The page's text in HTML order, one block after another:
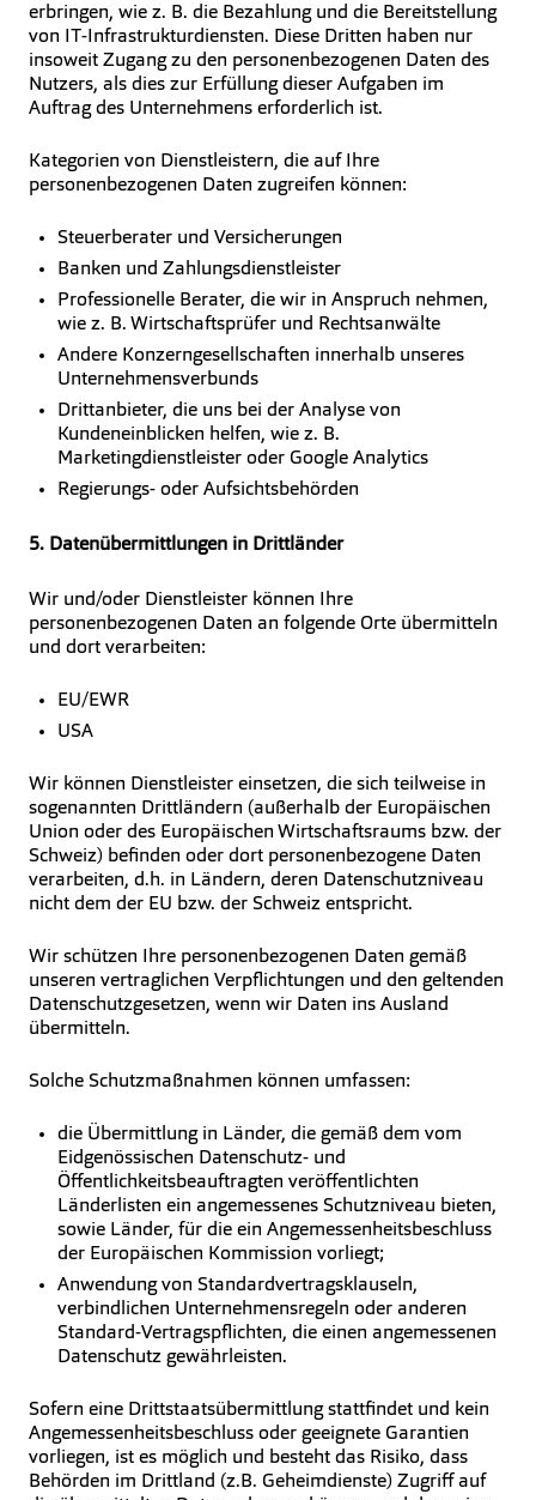
erbringen, wie z. B. die Bezahlung und die Bereitstellung
von IT-Infrastrukturdiensten. Diese Dritten haben nur
insoweit Zugang zu den personenbezogenen Daten des
Nutzers, als dies zur Erfüllung dieser Aufgaben im
Auftrag des Unternehmens erforderlich ist.
Kategorien von Dienstleistern, die auf Ihre
personenbezogenen Daten zugreifen können:
Steuerberater und Versicherungen
Banken und Zahlungsdienstleister
Professionelle Berater, die wir in Anspruch nehmen,
wie z. B. Wirtschaftsprüfer und Rechtsanwälte
Andere Konzerngesellschaften innerhalb unseres
Unternehmensverbunds
Drittanbieter, die uns bei der Analyse von
Kundeneinblicken helfen, wie z. B.
Marketingdienstleister oder Google Analytics
Regierungs- oder Aufsichtsbehörden
5. Datenübermittlungen in Drittländer
Wir und/oder Dienstleister können Ihre
personenbezogenen Daten an folgende Orte übermitteln
und dort verarbeiten:
EU/EWR
USA
Wir können Dienstleister einsetzen, die sich teilweise in
sogenannten Drittländern (außerhalb der Europäischen
Union oder des Europäischen Wirtschaftsraums bzw. der
Schweiz) befinden oder dort personenbezogene Daten
verarbeiten, d.h. in Ländern, deren Datenschutzniveau
nicht dem der EU bzw. der Schweiz entspricht.
Wir schützen Ihre personenbezogenen Daten gemäß
unseren vertraglichen Verpflichtungen und den geltenden
Datenschutzgesetzen, wenn wir Daten ins Ausland
übermitteln.
Solche Schutzmaßnahmen können umfassen:
die Übermittlung in Länder, die gemäß dem vom
Eidgenössischen Datenschutz- und
Öffentlichkeitsbeauftragten veröffentlichten
Länderlisten ein angemessenes Schutzniveau bieten,
sowie Länder, für die ein Angemessenheitsbeschluss
der Europäischen Kommission vorliegt;
Anwendung von Standardvertragsklauseln,
verbindlichen Unternehmensregeln oder anderen
Standard-Vertragspflichten, die einen angemessenen
Datenschutz gewährleisten.
Sofern eine Drittstaatsübermittlung stattfindet und kein
Angemessenheitsbeschluss oder geeignete Garantien
vorliegen, ist es möglich und besteht das Risiko, dass
Behörden im Drittland (z.B. Geheimdienste) Zugriff auf